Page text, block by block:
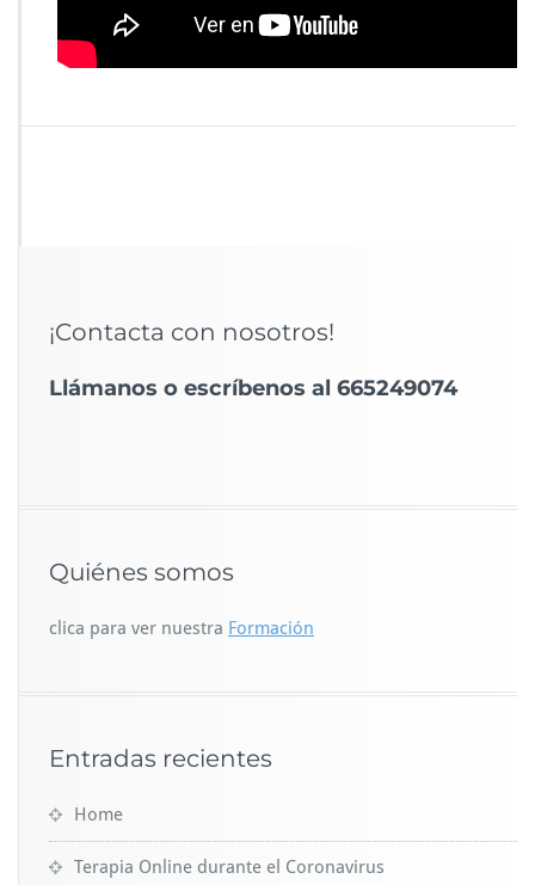
¡Contacta con nosotros!
Llámanos o escríbenos al 665249074
Quiénes somos
clica para ver nuestra Formación
Entradas recientes
Home
Terapia Online durante el Coronavirus